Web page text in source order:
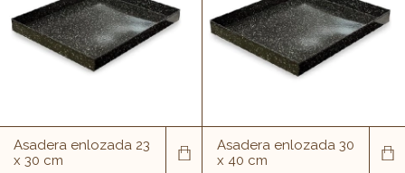
Asadera enlozada 23
x 30 cm
Asadera enlozada 30
x 40 cm